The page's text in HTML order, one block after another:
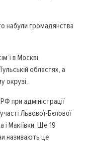
набули громадянства
в Москві,
областях, а
окрузі.
при адміністрації
Львової-Бєлової
Макіївки. Ще 19
називають це